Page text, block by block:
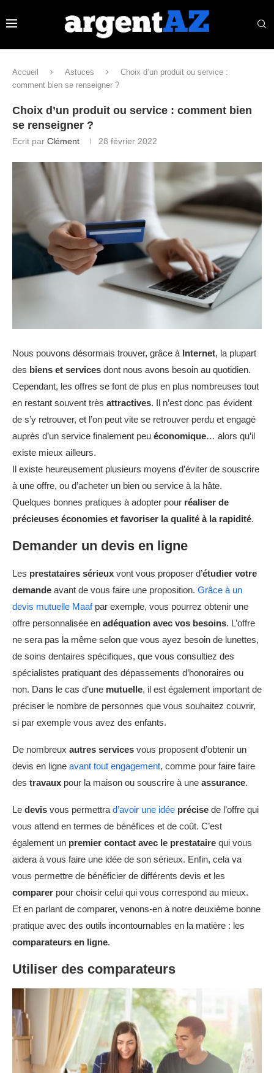
Accueil Astuces
Choix d’un produit ou service :
comment bien se renseigner ?
Choix d’un produit ou service : comment bien
se renseigner ?
Ecrit par Clément 28 février 2022
Nous pouvons désormais trouver, grâce à Internet, la plupart
des biens et services dont nous avons besoin au quotidien.
Cependant, les offres se font de plus en plus nombreuses tout
en restant souvent très attractives. Il n’est donc pas évident
de s’y retrouver, et l’on peut vite se retrouver perdu et engagé
auprès d’un service finalement peu économique… alors qu’il
existe mieux ailleurs.
Il existe heureusement plusieurs moyens d’éviter de souscrire
à une offre, ou d’acheter un bien ou service à la hâte.
Quelques bonnes pratiques à adopter pour réaliser de
précieuses économies et favoriser la qualité à la rapidité.
Demander un devis en ligne
Les prestataires sérieux vont vous proposer d’étudier votre
demande avant de vous faire une proposition. Grâce à un
devis mutuelle Maafpar exemple, vous pourrez obtenir une
offre personnalisée en adéquation avec vos besoins. L’offre
ne sera pas la même selon que vous ayez besoin de lunettes,
de soins dentaires spécifiques, que vous consultiez des
spécialistes pratiquant des dépassements d’honoraires ou
non. Dans le cas d’une mutuelle, il est également important de
préciser le nombre de personnes que vous souhaitez couvrir,
si par exemple vous avez des enfants.
De nombreux autres services vous proposent d’obtenir un
devis en ligne avant tout engagement, comme pour faire faire
des travaux pour la maison ou souscrire à une assurance.
Le devis vous permettra d’avoir une idée précise de l’offre qui
vous attend en termes de bénéfices et de coût. C’est
également un premier contact avec le prestataire qui vous
aidera à vous faire une idée de son sérieux. Enfin, cela va
vous permettre de bénéficier de différents devis et les
comparer pour choisir celui qui vous correspond au mieux.
Et en parlant de comparer, venons-en à notre deuxième bonne
pratique avec des outils incontournables en la matière : les
comparateurs en ligne.
Utiliser des comparateurs